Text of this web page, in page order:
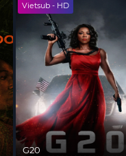
Vietsub - HD
G20